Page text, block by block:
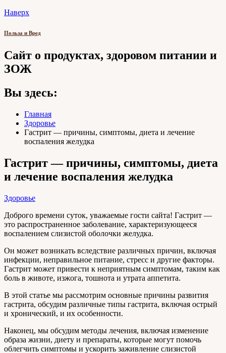
Наверх
Польза и Вред
Сайт о продуктах, здоровом питании и
ЗОЖ
Вы здесь:
Главная
Здоровье
Гастрит — причины, симптомы, диета и лечение
воспаления желудка
Гастрит — причины, симптомы, диета
и лечение воспаления желудка
Здоровье
Доброго времени суток, уважаемые гости сайта! Гастрит —
это распространенное заболевание, характеризующееся
воспалением слизистой оболочки желудка.
Он может возникать вследствие различных причин, включая
инфекции, неправильное питание, стресс и другие факторы.
Гастрит может привести к неприятным симптомам, таким как
боль в животе, изжога, тошнота и утрата аппетита.
В этой статье мы рассмотрим основные причины развития
гастрита, обсудим различные типы гастрита, включая острый
и хронический, и их особенности.
Наконец, мы обсудим методы лечения, включая изменение
образа жизни, диету и препараты, которые могут помочь
облегчить симптомы и ускорить заживление слизистой